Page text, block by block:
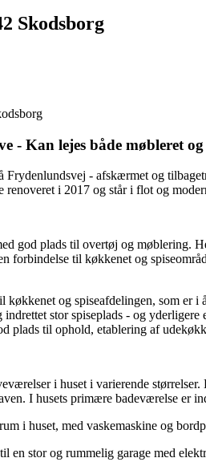
Skodsborg
- Kan lejes både møbleret
Frydenlundsvej - afskærmet og
renoveret i 2017 og står i flot og
god plads til overtøj og møblering.
forbindelse til køkkenet og
køkkenet og spiseafdelingen, som er
stor spiseplads - og
plads til ophold, etablering af
i huset i varierende
I husets primære badeværelse er
i huset, med vaskemaskine og
en stor og rummelig garage med